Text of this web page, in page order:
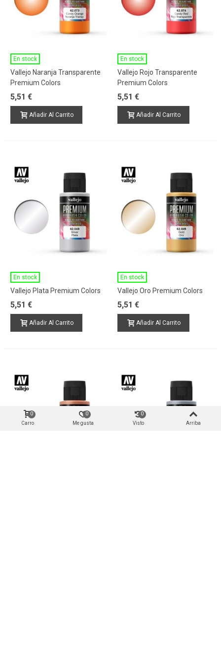
En stock
Vallejo Naranja Transparente
Premium Colors
5,51 €
Añadir Al Carrito
En stock
Vallejo Rojo Transparente
Premium Colors
5,51 €
Añadir Al Carrito
En stock
Vallejo Plata Premium Colors
5,51 €
Añadir Al Carrito
En stock
Vallejo Oro Premium Colors
5,51 €
Añadir Al Carrito
Carro
0
Me gusta
0
Visto
0
Arriba